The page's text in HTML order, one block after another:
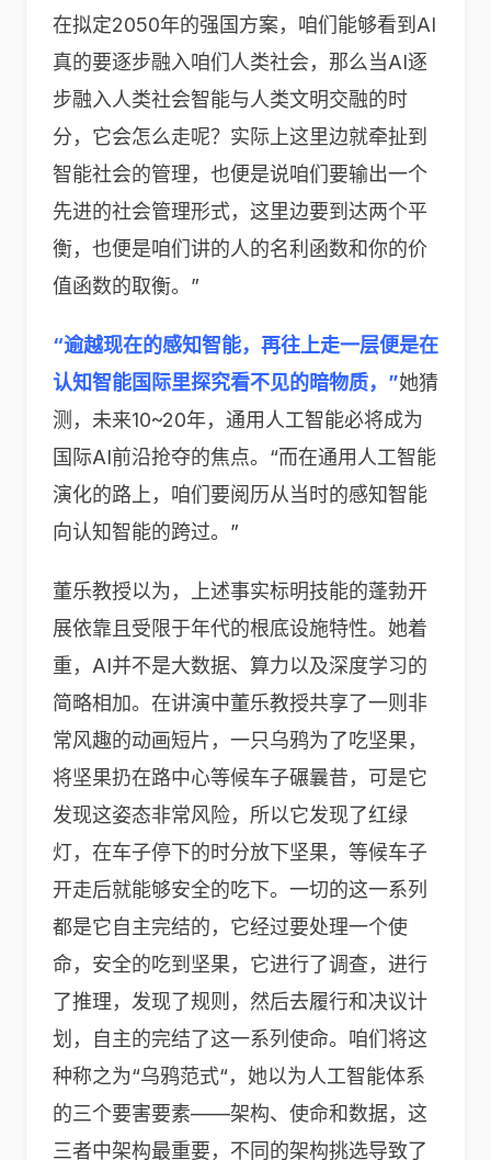
在拟定2050年的强国方案，咱们能够看到AI
真的要逐步融入咱们人类社会，那么当AI逐
步融入人类社会智能与人类文明交融的时
分，它会怎么走呢？实际上这里边就牵扯到
智能社会的管理，也便是说咱们要输出一个
先进的社会管理形式，这里边要到达两个平
衡，也便是咱们讲的人的名利函数和你的价
值函数的取衡。”
“逾越现在的感知智能，再往上走一层便是在
认知智能国际里探究看不见的暗物质，”她猜
测，未来10~20年，通用人工智能必将成为
国际AI前沿抢夺的焦点。“而在通用人工智能
演化的路上，咱们要阅历从当时的感知智能
向认知智能的跨过。”
董乐教授以为，上述事实标明技能的蓬勃开
展依靠且受限于年代的根底设施特性。她着
重，AI并不是大数据、算力以及深度学习的
简略相加。在讲演中董乐教授共享了一则非
常风趣的动画短片，一只乌鸦为了吃坚果，
将坚果扔在路中心等候车子碾曩昔，可是它
发现这姿态非常风险，所以它发现了红绿
灯，在车子停下的时分放下坚果，等候车子
开走后就能够安全的吃下。一切的这一系列
都是它自主完结的，它经过要处理一个使
命，安全的吃到坚果，它进行了调查，进行
了推理，发现了规则，然后去履行和决议计
划，自主的完结了这一系列使命。咱们将这
种称之为“乌鸦范式“，她以为人工智能体系
的三个要害要素——架构、使命和数据，这
三者中架构最重要，不同的架构挑选导致了